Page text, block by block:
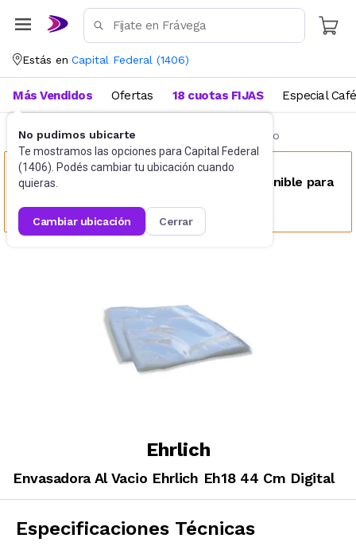
Estás en Capital Federal (1406)
No pudimos ubicarte
Te mostramos las opciones para Capital Federal
(1406). Podés cambiar tu ubicación cuando
quieras.
cambiar ubicación cerrar
Más Vendidos Ofertas 18 cuotas FIJAS Especial Café
Industria Gastronómica Envasadoras al vacio
Este producto no se encuentra disponible para
Ehrlich
Envasadora Al Vacio Ehrlich Eh18 44 Cm Digital
Especificaciones Técnicas